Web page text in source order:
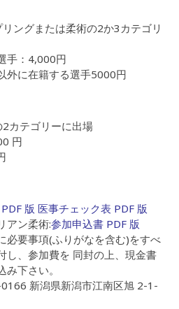
ングまたは柔術の2か3カテゴリ
手：4,000円
外に在籍する選手5000円
カテゴリーに出場
円
版 医事チェック表 PDF 版
アン柔術:参加申込書 PDF 版
必要事項(ふりがなを含む)をすべ
し、参加費を 同封の上、現金書
下さい。
新潟県新潟市江南区旭 2-1-